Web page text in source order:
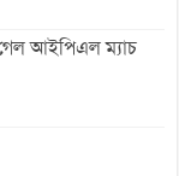
গেল আইপিএল ম্যাচ